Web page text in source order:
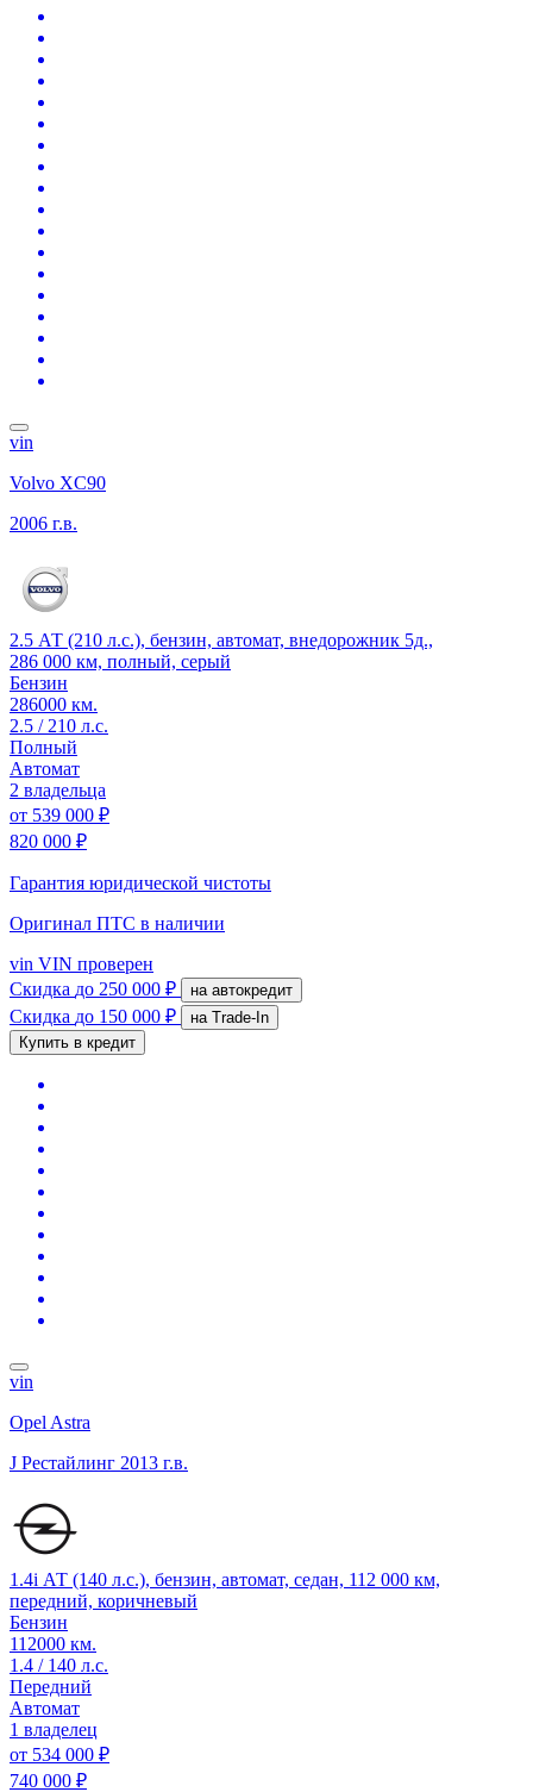
vin
Volvo XC90
2006 г.в.
2.5 АТ (210 л.с.), бензин, автомат, внедорожник 5д.,
286 000 км, полный, серый
Бензин
286000 км.
2.5 / 210 л.с.
Полный
Автомат
2 владельца
от 539 000 ₽
820 000 ₽
Гарантия юридической чистоты
Оригинал ПТС в наличии
vin VIN проверен
Скидка до 250 000 ₽ на автокредит
Скидка до 150 000 ₽
на Trade-In
Купить в кредит
vin
Opel Astra
J Рестайлинг 2013 г.в.
1.4i АТ (140 л.с.), бензин, автомат, седан, 112 000 км,
передний, коричневый
Бензин
112000 км.
1.4 / 140 л.с.
Передний
Автомат
1 владелец
от 534 000 ₽
740 000 ₽